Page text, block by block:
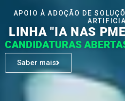
APOIO À ADOÇÃO DE
LINHA "IA NAS
CANDIDATURAS
Saber mais